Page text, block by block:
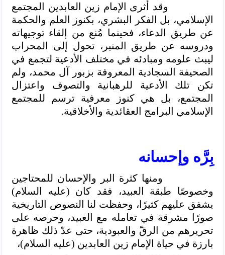
وقد أثرى الإمام زين العابدين المجتمع
الإسلامي، بل الفكر البشري، بكنوز العلم والحكمة
عن طريق الدعاء، فحينما مُنع من إلقاء توجيهاته
ودروسه عن طريق المنبر، تحول إلى المحراب
ليبث علومه ومبادئه في مختلف الأدعية لتجمع في
الصحيفة السجادية المعروفة بزبور آل محمد، ولم
تكن تلك الأدعية للرهبانية والتصوف واعتزال
المجتمع، بل هي كنوز معرفية ترسم للمجتمع
الإسلامي البرامج العقائدية والأخلاقية.
بِرَّه وإحسانه
ومنها كثرة البر والإحسان للمحتاجين
وخصوصًا طبقة العبيد، فقد كان (عليه السلام)
يشفق عليهم كثيرًا، وحفظت لنا النصوص التاريخية
صورًا مشرقة في تعامله مع العبيد، وحرصه على
تحريرهم من الرقّ والعبودية، حتى عدّ ذلك ظاهرة
بارزة في حياة الإمام زين العابدين (عليه السلام)،